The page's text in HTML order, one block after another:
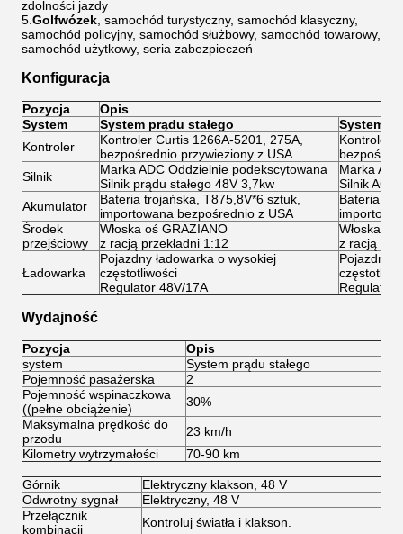
zdolności jazdy
5. Golfwózek , samochód turystyczny, samochód klasyczny,
samochód policyjny, samochód służbowy, samochód towarowy,
samochód użytkowy, seria zabezpieczeń
Konfiguracja
Pozycja
Opis
System
System prądu stałego
System
Kontroler
Kontroler Curtis 1266A-5201, 275A,
bezpośrednio przywieziony z USA
Kontroler
Silnik
Marka ADC Oddzielnie podekscytowana
Silnik prądu stałego 48V 3,7kw
Marka
Silnik AC
Akumulator
Bateria trojańska, T875,8V*6 sztuk,
importowana bezpośrednio z USA
Bateria
Środek
przejściowy
Włoska oś GRAZIANO
z racją przekładni 1:12
Włoska
z racją
Ładowarka
Pojazdny ładowarka o wysokiej
częstotliwości
Regulator 48V/17A
Pojazdny
Regulator
Wydajność
Pozycja
Opis
system
System prądu stałego
Pojemność pasażerska
2
Pojemność wspinaczkowa
((pełne obciążenie)
30%
Maksymalna prędkość do
przodu
23 km/h
Kilometry wytrzymałości
70-90 km
Górnik
Elektryczny klakson, 48 V
Odwrotny sygnał
Elektryczny, 48 V
Przełącznik
kombinacji
Kontroluj światła i klakson.